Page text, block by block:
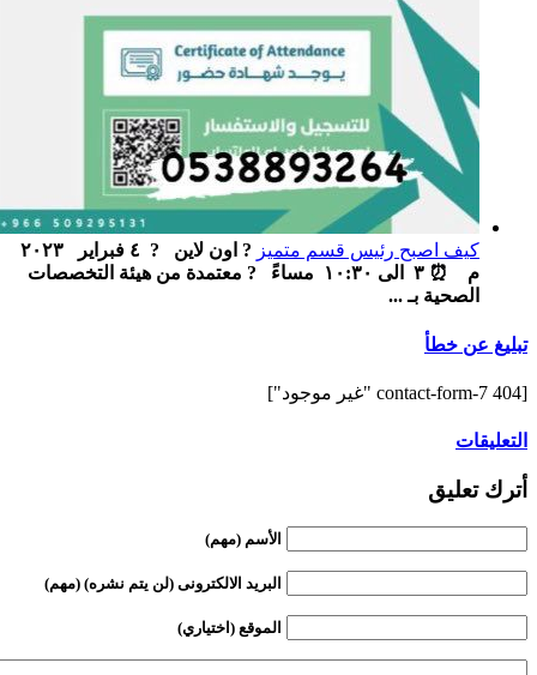
كيف اصبح رئيس قسم متميز
? اون لاين ‏ ‏ ? ٤ فبراير ٢٠٢٣
م ‏ ⏰ ٣ الى ١٠:٣٠ مساءً ‏ ‏ ? معتمدة من هيئة التخصصات
الصحية بـ ...
تبليغ عن خطأ
[contact-form-7 404 "غير موجود"]
التعليقات
أترك تعليق
الأسم (مهم)
البريد الالكترونى (لن يتم نشره) (مهم)
الموقع (اختياري)